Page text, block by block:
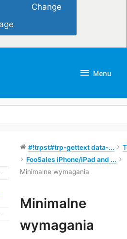
Menu
#!trpst#trp-gettext data-...
FooSales iPhone/iPad and ...
Minimalne wymagania
Minimalne
wymagania
Tagi
po